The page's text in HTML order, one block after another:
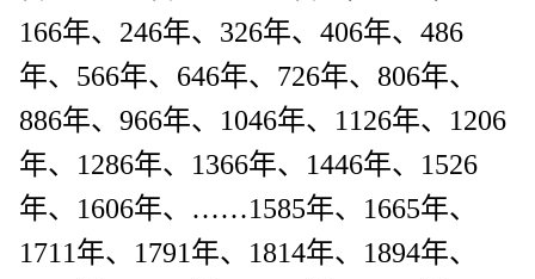
166年、246年、326年、406年、486
年、566年、646年、726年、806年、
886年、966年、1046年、1126年、1206
年、1286年、1366年、1446年、1526
年、1606年、……1585年、1665年、
1711年、1791年、1814年、1894年、